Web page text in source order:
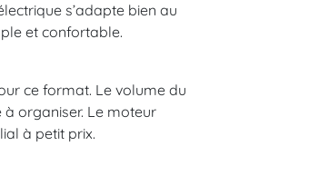
s’adapte bien au
et confortable.
ce format. Le volume du
organiser. Le moteur
à petit prix.